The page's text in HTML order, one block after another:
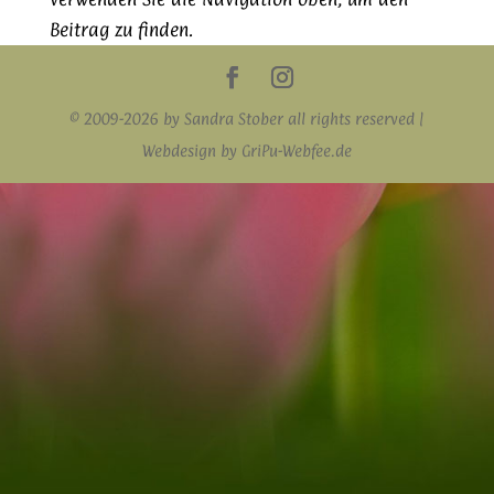
Beitrag zu finden.
© 2009-2026 by Sandra Stober all rights reserved |
Webdesign by GriPu-Webfee.de